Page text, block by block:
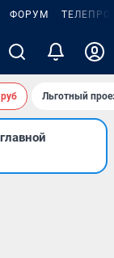
ФОРУМ
Льготный